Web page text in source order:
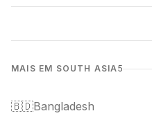
MAIS EM SOUTH ASIA5
🇧🇩Bangladesh